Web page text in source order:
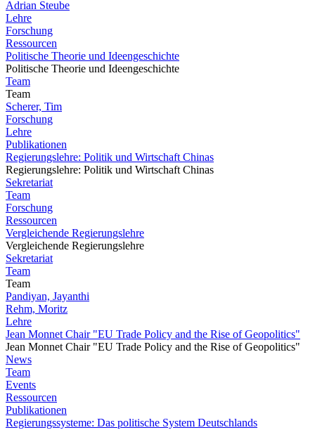
Adrian Steube
Lehre
Forschung
Ressourcen
Politische Theorie und Ideengeschichte
Politische Theorie und Ideengeschichte
Team
Team
Scherer, Tim
Forschung
Lehre
Publikationen
Regierungslehre: Politik und Wirtschaft Chinas
Regierungslehre: Politik und Wirtschaft Chinas
Sekretariat
Team
Forschung
Ressourcen
Vergleichende Regierungslehre
Vergleichende Regierungslehre
Sekretariat
Team
Team
Pandiyan, Jayanthi
Rehm, Moritz
Lehre
Jean Monnet Chair "EU Trade Policy and the Rise of Geopolitics"
Jean Monnet Chair "EU Trade Policy and the Rise of Geopolitics"
News
Team
Events
Ressourcen
Publikationen
Regierungssysteme: Das politische System Deutschlands